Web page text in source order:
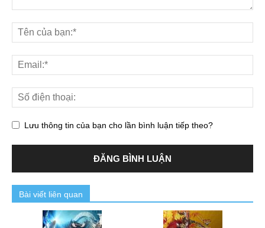
Lưu thông tin của bạn cho lần bình luận tiếp theo?
Bài viết liên quan